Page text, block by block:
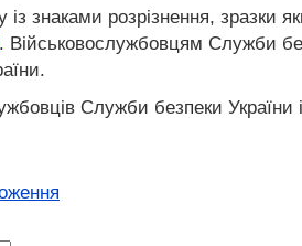
знаками розрізнення, зразки
. Військовослужбовцям Служби
Служби безпеки